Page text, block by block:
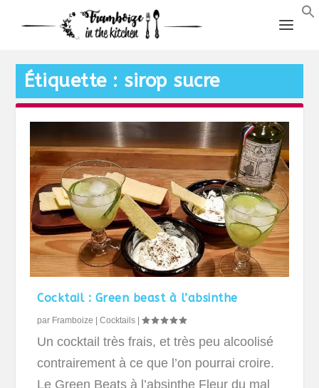
Étiquette : sirop sucre
Cocktail : Green beast à l’absinthe
par Framboize |Cocktails |
Un cocktail très frais, et très peu alcoolisé
contrairement à ce que l’on pourrai croire.
Le Green Beats à l’absinthe Fleur du mal